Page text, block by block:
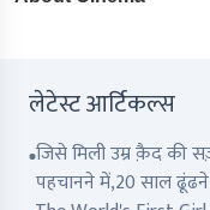
लेटेस्ट आर्टिकल्स
जिसे मिली उम्र क़ैद की
पहचानने में,20 साल